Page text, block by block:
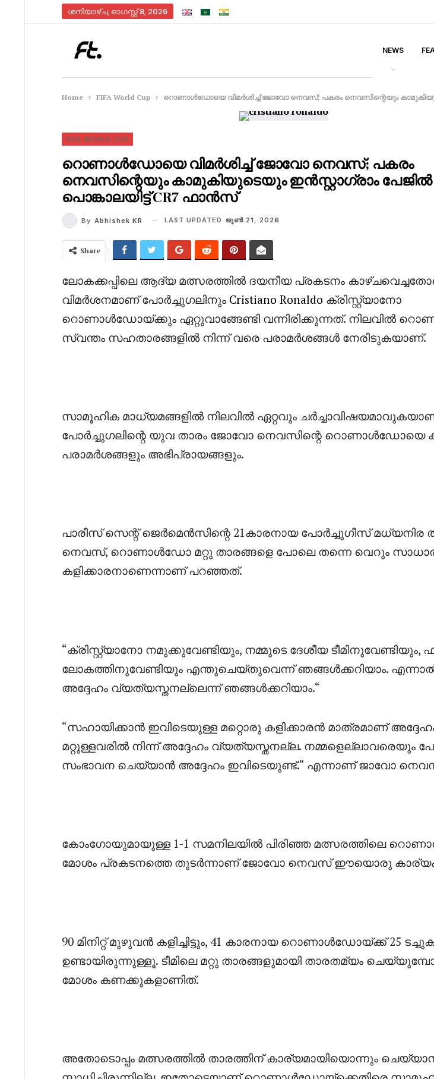
ശനിയാഴ്‌ച, ഓഗസ്റ്റ്‌ 8, 2026
NEWS
Home FIFA World Cup റൊണാൾഡോയെ വിമർശിച്ച് ജോവോ നെവസ്; പകരം നെവസിന്റെയും
FIFA WORLD CUP
റൊണാൾഡോയെ വിമർശിച്ച് ജോവോ നെവസ്; പകരം
നെവസിന്റെയും കാമുകിയുടെയും ഇൻസ്റ്റാഗ്രാം പേജിൽ
പൊങ്കാലയിട്ട് CR7 ഫാൻസ്‌
By Abhishek KR LAST UPDATED ജൂണ്‍ 21, 2026
Share
ലോകക്കപ്പിലെ ആദ്യ മത്സരത്തിൽ ദയനീയ പ്രകടനം
വിമർശനമാണ് പോർച്ചുഗലിനും Cristiano Ronaldo ക്രിസ്റ്റ്യാനോ
റൊണാൾഡോയ്ക്കും ഏറ്റുവാങ്ങേണ്ടി വന്നിരിക്കുന്നത്. നിലവിൽ
സ്വന്തം സഹതാരങ്ങളിൽ നിന്ന് വരെ പരാമർശങ്ങൾ നേരിടുകയാണ്.
‎സാമൂഹിക മാധ്യമങ്ങളിൽ നിലവിൽ ഏറ്റവും
പോർച്ചുഗലിന്റെ യുവ താരം ജോവോ നെവസിന്റെ റൊണാൾഡോയെ
പരാമർശങ്ങളും അഭിപ്രായങ്ങളും.
‎പാരീസ് സെന്റ് ജെർമെൻസിന്റെ 21കാരനായ പോർച്ചുഗീസ് മധ്യനിര
നെവസ്, റൊണാൾഡോ മറ്റു താരങ്ങളെ പോലെ തന്നെ വെറും
കളിക്കാരനാണെന്നാണ് പറഞ്ഞത്.
‎“ക്രിസ്റ്റ്യാനോ നമുക്കുവേണ്ടിയും, നമ്മുടെ ദേശീയ
ലോകത്തിനുവേണ്ടിയും എന്തുചെയ്തുവെന്ന് ഞങ്ങൾക്കറിയാം.
അദ്ദേഹം വ്യത്യസ്തനല്ലെന്ന് ഞങ്ങൾക്കറിയാം.“
‎“സഹായിക്കാൻ ഇവിടെയുള്ള മറ്റൊരു കളിക്കാരൻ മാത്രമാണ്
മറ്റുള്ളവരിൽ നിന്ന് അദ്ദേഹം വ്യത്യസ്തനല്ല. നമ്മളെല്ലാവരെയും
സംഭാവന ചെയ്യാൻ അദ്ദേഹം ഇവിടെയുണ്ട്.“ എന്നാണ് ജാവോ
‎കോംഗോയുമായുള്ള 1-1 സമനിലയിൽ പിരിഞ്ഞ മത്സരത്തിലെ
മോശം പ്രകടനത്തെ തുടർന്നാണ് ജോവോ നെവസ് ഈയൊരു കാര്യം
‎90 മിനിറ്റ് മുഴുവൻ കളിച്ചിട്ടും, 41 കാരനായ റൊണാൾഡോയ്ക്ക് 25
ഉണ്ടായിരുന്നുള്ളൂ. ടീമിലെ മറ്റു താരങ്ങളുമായി താരതമ്യം
മോശം കണക്കുകളാണിത്.
‎അതോടൊപ്പം മത്സരത്തിൽ താരത്തിന് കാര്യമായിയൊന്നും